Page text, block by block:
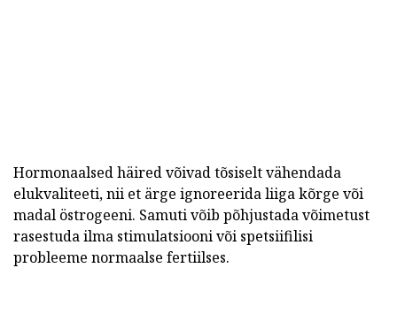
Hormonaalsed häired võivad tõsiselt vähendada
elukvaliteeti, nii et ärge ignoreerida liiga kõrge või
madal östrogeeni. Samuti võib põhjustada võimetust
rasestuda ilma stimulatsiooni või spetsiifilisi
probleeme normaalse fertiilses.